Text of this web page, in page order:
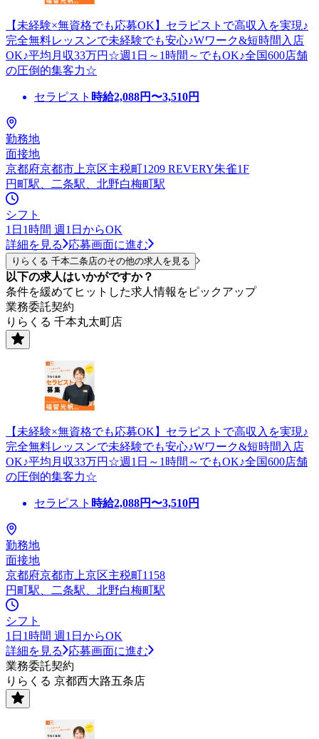
【未経験×無資格でも応募OK】セラピストで高収入を実現♪
完全無料レッスンで未経験でも安心♪Wワーク&短時間入店
OK♪平均月収33万円☆週1日～1時間～でもOK♪全国600店舗
の圧倒的集客力☆
セラピスト 時給2,088円〜3,510円
勤務地
面接地
京都府京都市上京区主税町1209 REVERY朱雀1F
円町駅、二条駅、北野白梅町駅
シフト
1日1時間 週1日からOK
詳細を見る
応募画面に進む
りらくる 千本二条店のその他の求人を見る
以下の求人はいかがですか？
条件を緩めてヒットした求人情報をピックアップ
業務委託契約
りらくる 千本丸太町店
【未経験×無資格でも応募OK】セラピストで高収入を実現♪
完全無料レッスンで未経験でも安心♪Wワーク&短時間入店
OK♪平均月収33万円☆週1日～1時間～でもOK♪全国600店舗
の圧倒的集客力☆
セラピスト 時給2,088円〜3,510円
勤務地
面接地
京都府京都市上京区主税町1158
円町駅、二条駅、北野白梅町駅
シフト
1日1時間 週1日からOK
詳細を見る
応募画面に進む
業務委託契約
りらくる 京都西大路五条店